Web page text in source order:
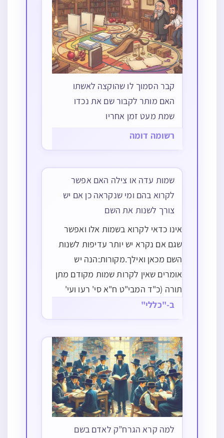
קבר הסמוך לו שהוקצה לאשתו
האם מותר לקבור שם את נכדו
שמת מעט זמן אחריו
רשומה דומה
שמות עדה או צילה האם אפשר
לקרוא בהם ומי שנקראה כן אם יש
צורך לשנות את השם
אינו כדאי לקרוא בשמות אלו ואפשר
שגם אם נקרא יש יותר עדיפות לשנות
השם מכאן ואילך.מקורות:הנה יש
אומרים שאין לקרות שמות מקודם מתן
תורה (כ"ד המבי"ט ח"א סי' רעו ועי'
מ"ש ע"ז ביוסף אומץ למה"ר יוזפא סי'
ובטעמא דקרא להגרח"ק האריך להביא
הרבה…
ב-"כללי"
למה קרא הגרח”ק לאדם בשם